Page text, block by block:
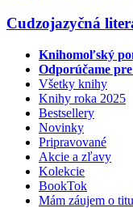
Cudzojazyčná
Knihomoľský
Odporúčame
Všetky knihy
Knihy roka 2025
Bestsellery
Novinky
Pripravované
Akcie a zľavy
Kolekcie
BookTok
Mám záujem o